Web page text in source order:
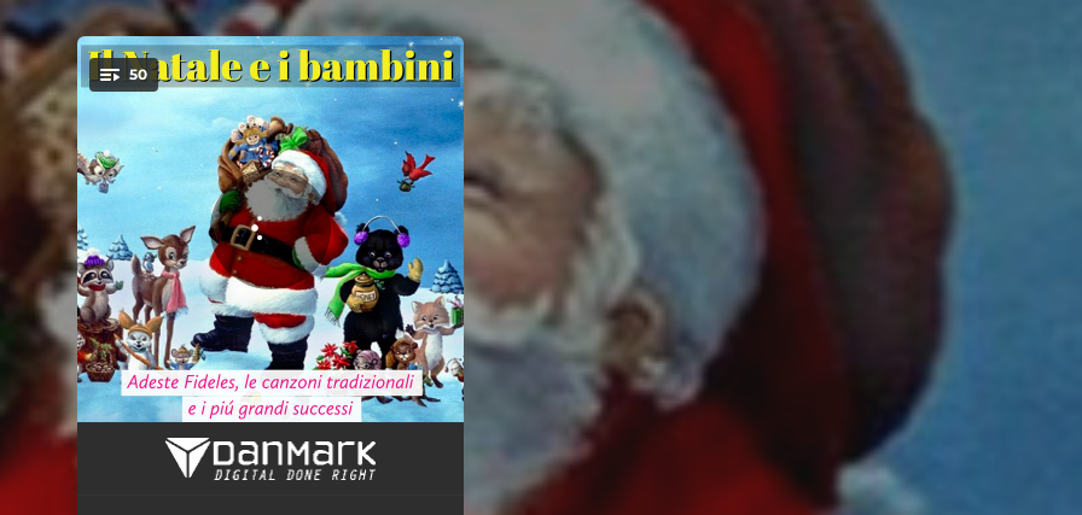
You're all set!
50
Adeste fideles